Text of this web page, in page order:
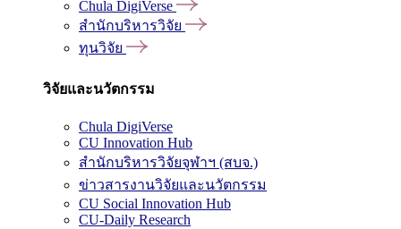
Chula DigiVerse
สำนักบริหารวิจัย
ทุนวิจัย
วิจัยและนวัตกรรม
Chula DigiVerse
CU Innovation Hub
สำนักบริหารวิจัยจุฬาฯ (สบจ.)
ข่าวสารงานวิจัยและนวัตกรรม
CU Social Innovation Hub
CU-Daily Research